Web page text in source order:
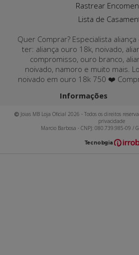
Rastrear
Lista de
Quer Comprar? Especialista
ter: aliança ouro 18k, noivado,
compromisso, ouro branco,
noivado, namoro e muito mais.
noivado em ouro 18k 750 ❤️
Informações
Joias MB Loja Oficial 2026 - Todos os direitos
privacidade
Marcio Barbosa - CNPJ: 080.739.985-09 /
Tecnologia